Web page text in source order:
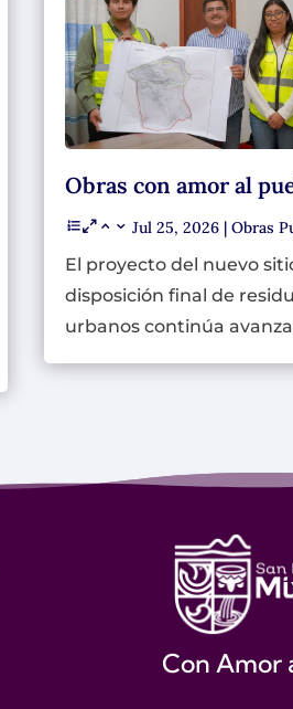
Obras con amor al
Jul 25, 2026| Obras
El proyecto del nuevo
disposición final de
urbanos continúa
Con Amor